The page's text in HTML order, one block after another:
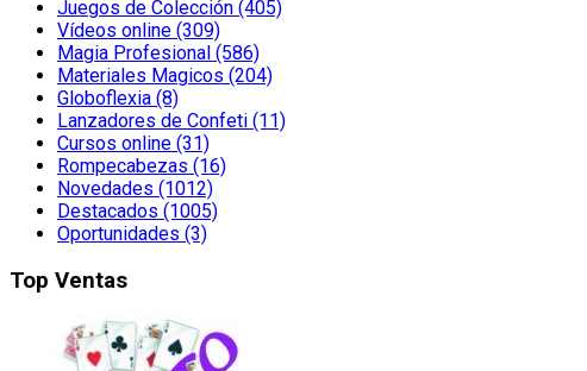
Juegos de Colección (405)
Vídeos online (309)
Magia Profesional (586)
Materiales Magicos (204)
Globoflexia (8)
Lanzadores de Confeti (11)
Cursos online (31)
Rompecabezas (16)
Novedades (1012)
Destacados (1005)
Oportunidades (3)
Top Ventas